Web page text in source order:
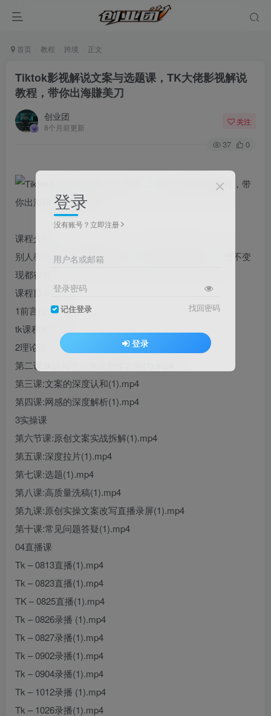
首页 教程 跨境 正文
Tiktok影视解说文案与选题课，TK大佬影视解说
教程，带你出海賺美刀
创业团
8个月前更新
关注
37 0
课程介绍
别人教你术，我教你的是道，学会可以做任意行业，想不变
现都很难
课程目录
1前言(必看)
tk课程前言介绍(1)
2理论课
第二课:tk认知平台推流创作方向(1).mp4
第三课:文案的深度认和(1).mp4
第四课:网感的深度解析(1).mp4
3实操课
第六节课:原创文案实战拆解(1).mp4
第五课:深度拉片(1).mp4
第七课:选题(1).mp4
第八课:高质量洗稿(1).mp4
第九课:原创实操文案改写直播录屏(1).mp4
第十课:常见问题答疑(1).mp4
04直播课
Tk – 0813直播(1).mp4
Tk – 0823直播(1).mp4
TK – 0825直播(1).mp4
Tk – 0826录播 (1).mp4
Tk – 0827录播(1).mp4
Tk – 0902录播(1).mp4
Tk – 0904录播(1).mp4
Tk – 1012录播 (1).mp4
Tk – 1026录播(1).mp4
登录
没有账号？立即注册
用户名或邮箱
登录密码
记住登录 找回密码
登录